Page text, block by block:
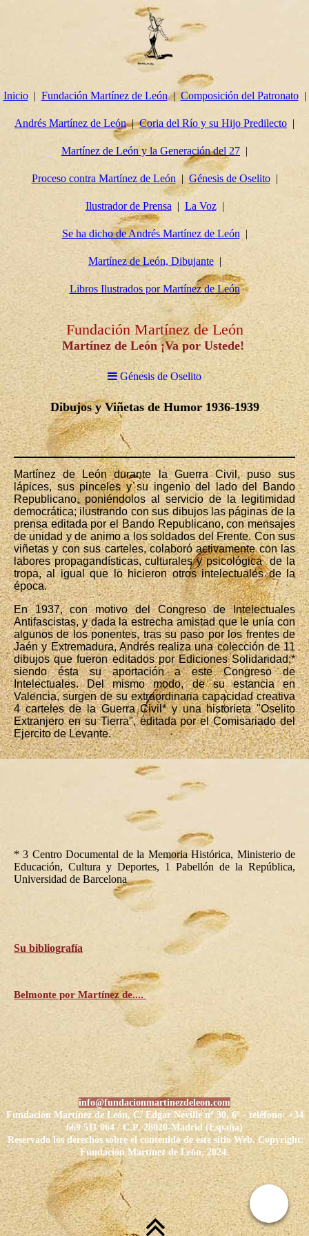
Inicio Fundación Martínez de León Composición del Patronato
Andrés Martínez de León Coria del Río y su Hijo Predilecto
Martínez de León y la Generación del 27
Proceso contra Martínez de León Génesis de Oselito
Ilustrador de Prensa La Voz
Se ha dicho de Andrés Martínez de León
Martínez de León, Dibujante
Libros Ilustrados por Martínez de León
Fundación Martínez de León
Martínez de León ¡Va por Ustede!
Génesis de Oselito
Dibujos y Viñetas de Humor 1936-1939
Martínez de León durante la Guerra Civil, puso sus
lápices, sus pinceles y su ingenio del lado del Bando
Republicano, poniéndolos al servicio de la legitimidad
democrática; ilustrando con sus dibujos las páginas de la
prensa editada por el Bando Republicano, con mensajes
de unidad y de animo a los soldados del Frente. Con sus
viñetas y con sus carteles, colaboró activamente con las
labores propagandísticas, culturales y psicológica de la
tropa, al igual que lo hicieron otros intelectuales de la
época.
En 1937, con motivo del Congreso de Intelectuales
Antifascistas, y dada la estrecha amistad que le unía con
algunos de los ponentes, tras su paso por los frentes de
Jaén y Extremadura, Andrés realiza una colección de 11
dibujos que fueron editados por Ediciones Solidaridad;*
siendo ésta su aportación a este Congreso de
Intelectuales. Del mismo modo, de su estancia en
Valencia, surgen de su extraordinaria capacidad creativa
4 carteles de la Guerra Civil* y una historieta "Oselito
Extranjero en su Tierra", editada por el Comisariado del
Ejercito de Levante.
* 3 Centro Documental de la Memoria Histórica, Ministerio de
Educación, Cultura y Deportes, 1 Pabellón de la República,
Universidad de Barcelona
Su bibliografía
Belmonte por Martínez de....
info@fundacionmartinezdeleon.com
Fundación Martínez de León, C/ Edgar Neville nº 30, 6º - teléfono: +34
669 511 064 / C.P.28020-Madrid (España)
Reservado los derechos sobre el contenido de este sitio Web. Copyright:
Fundación Martínez de León,2024.